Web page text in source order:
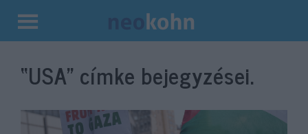
Kilépés
tartalomba
“USA” címke bejegyzései.